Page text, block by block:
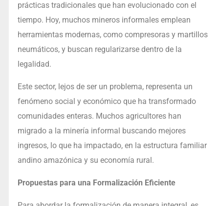
prácticas tradicionales que han evolucionado con el
tiempo. Hoy, muchos mineros informales emplean
herramientas modernas, como compresoras y martillos
neumáticos, y buscan regularizarse dentro de la
legalidad.
Este sector, lejos de ser un problema, representa un
fenómeno social y económico que ha transformado
comunidades enteras. Muchos agricultores han
migrado a la minería informal buscando mejores
ingresos, lo que ha impactado, en la estructura familiar
andino amazónica y su economía rural.
Propuestas para una Formalización Eficiente